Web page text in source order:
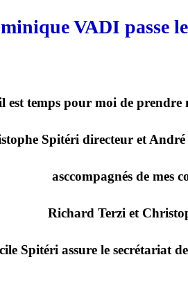
VADI passe
temps pour moi de prendre
Spitéri directeur et
asccompagnés de mes
Richard Terzi et
Spitéri assure le secrétariat